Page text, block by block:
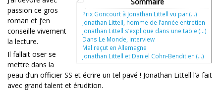
Sommaire
Prix Goncourt à Jonathan Littell vu par (…)
Jonathan Littell, homme de l’année entretien
Jonathan Littell s’explique dans une table (…)
Dans Le Monde, interview
Mal reçut en Allemagne
Jonathan Littell et Daniel Cohn-Bendit en (…)
passion ce gros
roman et j’en
conseille vivement
la lecture.
Il fallait oser se
mettre dans la
peau d’un officier SS et écrire un tel pavé ! Jonathan Littell l’a fait
avec grand talent et érudition.